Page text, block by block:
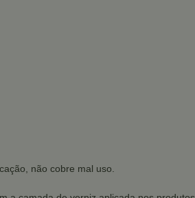
não cobre mal uso.